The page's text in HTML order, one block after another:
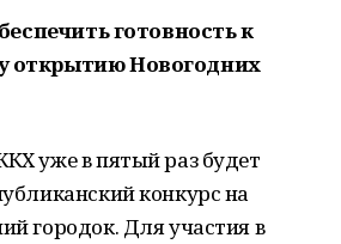
готовность к
открытию Новогодних
уже в пятый раз будет
конкурс на
городок. Для участия в